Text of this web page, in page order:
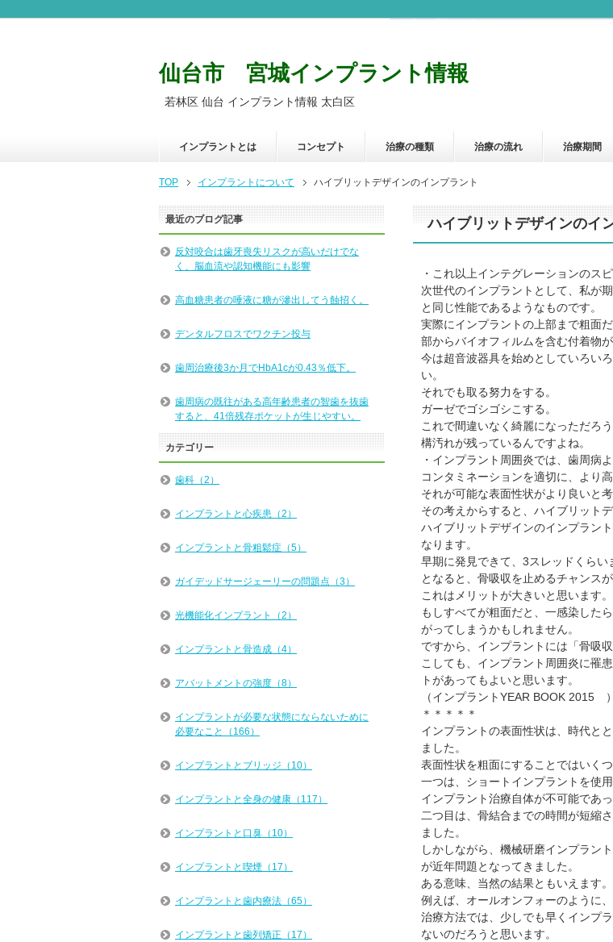
仙台市 宮城インプラント情報
若林区 仙台 インプラント情報 太白区
インプラントとは コンセプト 治療の種類 治療の流れ 治療期間
TOP インプラントについて ハイブリットデザインのインプラント
ハイブリットデザインのイ
・これ以上インテグレーションのス
次世代のインプラントとして、私が
と同じ性能であるようなものです。
実際にインプラントの上部まで粗面
部からバイオフィルムを含む付着物
今は超音波器具を始めとしていろい
い。
それでも取る努力をする。
ガーゼでゴシゴシこする。
これで間違いなく綺麗になっただろ
構汚れが残っているんですよね。
・インプラント周囲炎では、歯周病
コンタミネーションを適切に、より
それが可能な表面性状がより良いと考
その考えからすると、ハイブリット
ハイブリットデザインのインプラン
なります。
早期に発見できて、3スレッドくらい
となると、骨吸収を止めるチャンス
これはメリットが大きいと思います。
もしすべてが粗面だと、一感染した
がってしまうかもしれません。
ですから、インプラントには「骨吸
こしても、インプラント周囲炎に罹
トがあってもよいと思います。
（インプラントYEAR BOOK 2015 ）
＊＊＊＊＊
インプラントの表面性状は、時代と
ました。
表面性状を粗面にすることではいく
一つは、ショートインプラントを使
インプラント治療自体が不可能であ
二つ目は、骨結合までの時間が短縮
ました。
しかしながら、機械研磨インプラン
が近年問題となってきました。
ある意味、当然の結果ともいえます。
例えば、オールオンフォーのように
治療方法では、少しでも早くインプ
ないのだろうと思います。
最近のブログ記事
反対咬合は歯牙喪失リスクが高いだけでな
く、脳血流や認知機能にも影響
高血糖患者の唾液に糖が滲出してう蝕招く。
デンタルフロスでワクチン投与
歯周治療後3か月でHbA1cが0.43％低下。
歯周病の既往がある高年齢患者の智歯を抜歯
すると、41倍残存ポケットが生じやすい。
カテゴリー
歯科（2）
インプラントと心疾患（2）
インプラントと骨粗鬆症（5）
ガイデッドサージェーリーの問題点（3）
光機能化インプラント（2）
インプラントと骨造成（4）
アバットメントの強度（8）
インプラントが必要な状態にならないために
必要なこと（166）
インプラントとブリッジ（10）
インプラントと全身の健康（117）
インプラントと口臭（10）
インプラントと喫煙（17）
インプラントと歯内療法（65）
インプラントと歯列矯正（17）